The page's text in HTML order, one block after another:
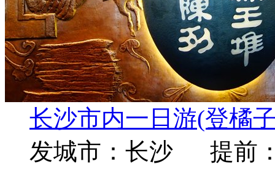
长沙市内一日游(登橘
发城市：长沙 提前